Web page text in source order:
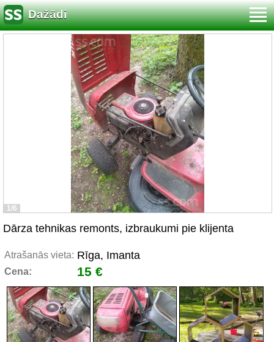
Dažādi
1/6
Dārza tehnikas remonts, izbraukumi pie klijenta
Atrašanās vieta: Rīga, Imanta
Cena: 15 €